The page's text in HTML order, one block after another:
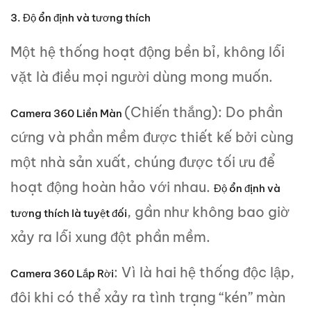
3. Độ ổn định và tương thích
Một hệ thống hoạt động bền bỉ, không lỗi
vặt là điều mọi người dùng mong muốn.
Camera 360 Liền Màn (Chiến thắng): Do phần
cứng và phần mềm được thiết kế bởi cùng
một nhà sản xuất, chúng được tối ưu để
hoạt động hoàn hảo với nhau. Độ ổn định và
tương thích là tuyệt đối, gần như không bao giờ
xảy ra lỗi xung đột phần mềm.
Camera 360 Lắp Rời: Vì là hai hệ thống độc lập,
đôi khi có thể xảy ra tình trạng “kén” màn